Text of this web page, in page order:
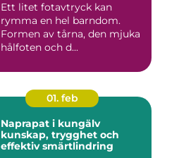
Ett litet fotavtryck kan
rymma en hel barndom.
Formen av tårna, den mjuka
hålfoten och d...
01. feb
Naprapat i kungälv
kunskap, trygghet och
effektiv smärtlindring